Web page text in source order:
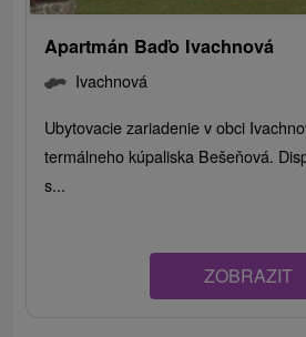
Apartmán Baďo Ivachnová
Ivachnová
Ubytovacie zariadenie v obci
termálneho kúpaliska Bešeňová.
s...
ZOBRAZIT